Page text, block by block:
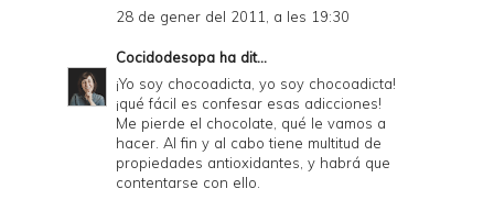
28 de gener del 2011, a les 19:30
Cocidodesopa ha dit...
¡Yo soy chocoadicta, yo soy chocoadicta!
¡qué fácil es confesar esas adicciones!
Me pierde el chocolate, qué le vamos a
hacer. Al fin y al cabo tiene multitud de
propiedades antioxidantes, y habrá que
contentarse con ello.